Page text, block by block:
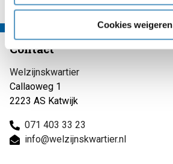
Cookies weigeren
Contact
Welzijnskwartier
Callaoweg 1
2223 AS Katwijk
071 403 33 23
info@welzijnskwartier.nl